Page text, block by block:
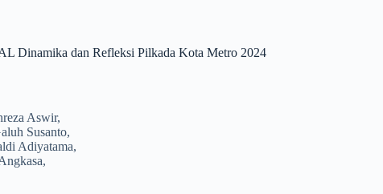
dan Refleksi Pilkada Kota Metro 2024
Aswir,
Susanto,
Adiyatama,